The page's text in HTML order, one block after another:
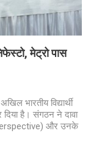
मेट्रो पास
भारतीय विद्यार्थी
है। संगठन ने दावा
Perspective) और उनके